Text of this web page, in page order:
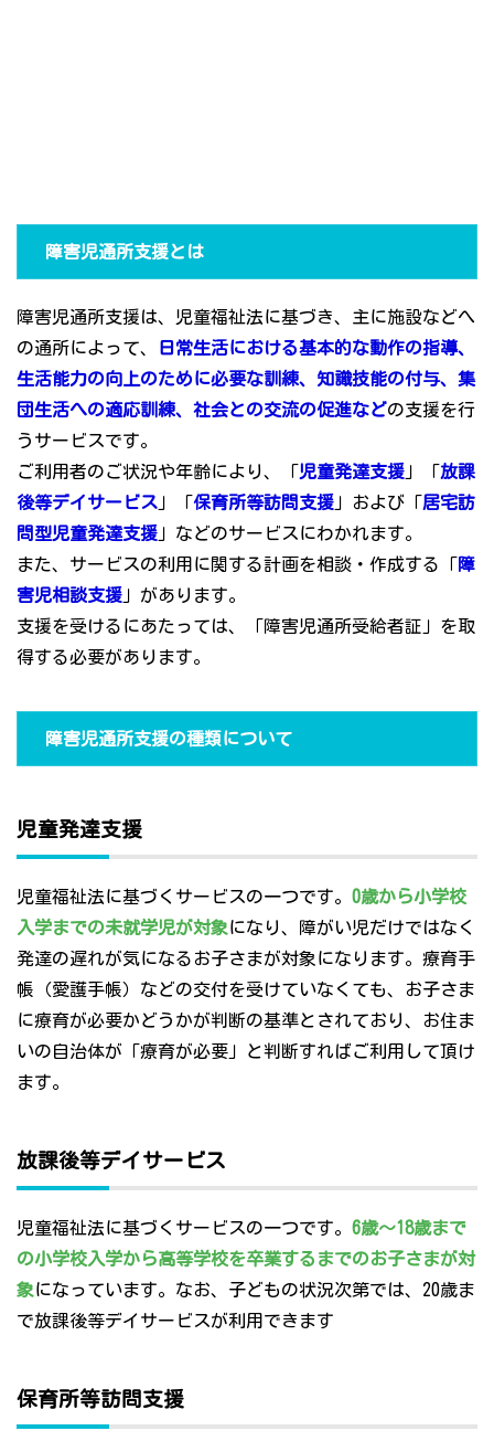
障害児通所支援とは
障害児通所支援は、児童福祉法に基づき、主に施設などへ
の通所によって、
日常生活における基本的な動作の指導、
生活能力の向上のために必要な訓練、知識技能の付与、集
団生活への適応訓練、社会との交流の促進などの支援を行
うサービスです。
ご利用者のご状況や年齢により、「児童発達支援 」「放課
後等デイサービス 」「保育所等訪問支援 」および「居宅訪
問型児童発達支援 」などのサービスにわかれます。
また、サービスの利用に関する計画を相談・作成する「障
害児相談支援 」があります。
支援を受けるにあたっては、「障害児通所受給者証」を取
得する必要があります。
障害児通所支援の種類について
児童発達支援
児童福祉法に基づくサービスの一つです。 0歳から小学校
入学までの未就学児が対象になり、障がい児だけではなく
発達の遅れが気になるお子さまが対象になります。療育手
帳（愛護手帳）などの交付を受けていなくても、お子さま
に療育が必要かどうかが判断の基準とされており、お住ま
いの自治体が「療育が必要」と判断すればご利用して頂け
ます。
放課後等デイサービス
児童福祉法に基づくサービスの一つです。 6歳～18歳まで
の小学校入学から高等学校を卒業するまでのお子さまが対
象になっています。なお、子どもの状況次第では、20歳ま
で放課後等デイサービスが利用できます
保育所等訪問支援